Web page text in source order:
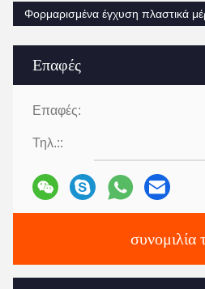
Επαφές
Επαφές:
Τηλ.::
συνομιλία
Φορμαρισμένα έγχυση πλαστικά